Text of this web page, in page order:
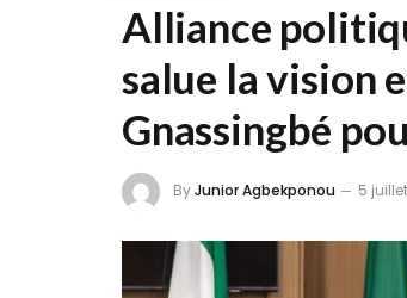
Alliance
salue la vision
Gnassingbé
ByJunior Agbekponou 5